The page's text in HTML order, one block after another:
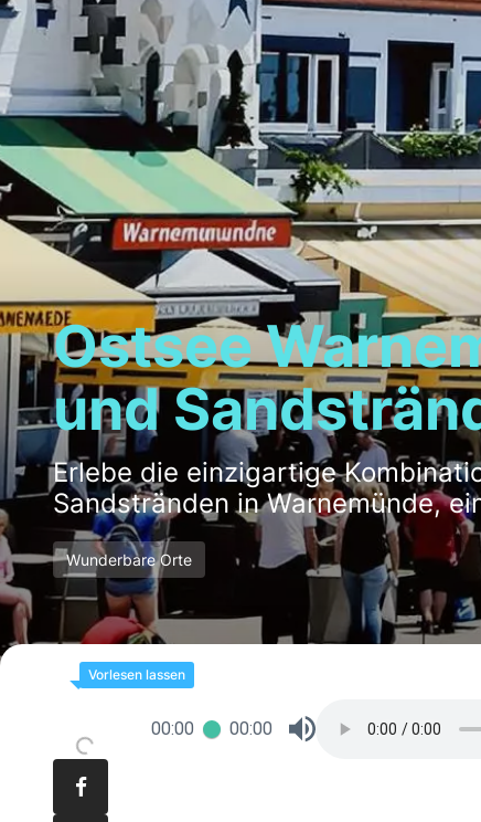
Ostsee
und
Erlebe die einzigartige
Sandstränden in Warnemünde,
Wunderbare Orte
00:00 00:00